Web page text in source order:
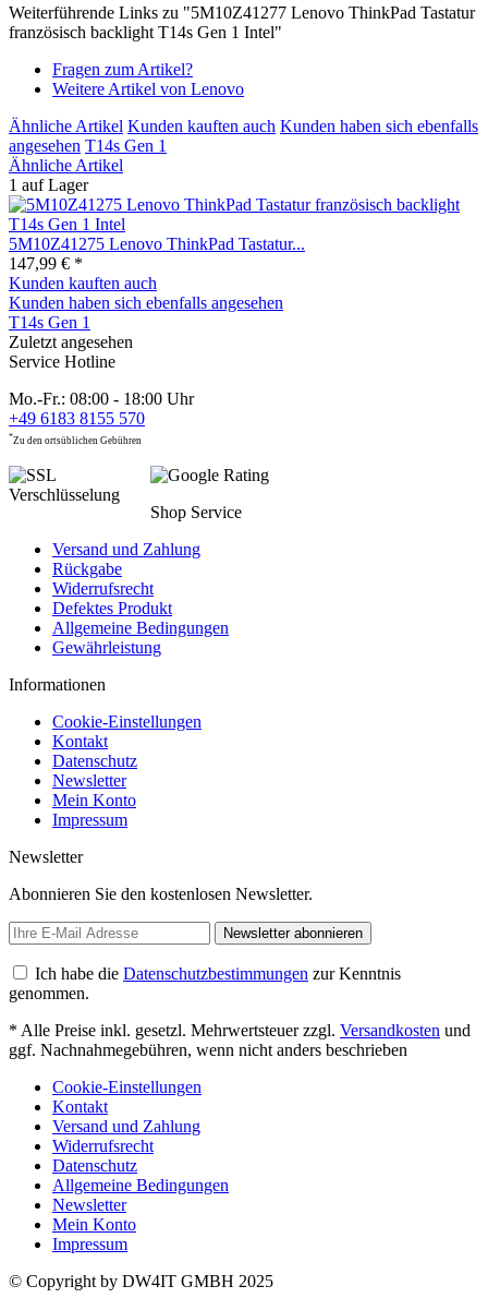
Weiterführende Links zu "5M10Z41277 Lenovo ThinkPad Tastatur
französisch backlight T14s Gen 1 Intel"
Fragen zum Artikel?
Weitere Artikel von Lenovo
Ähnliche Artikel Kunden kauften auch Kunden haben sich ebenfalls
angesehen T14s Gen 1
Ähnliche Artikel
1 auf Lager
5M10Z41275 Lenovo ThinkPad Tastatur...
147,99 € *
Kunden kauften auch
Kunden haben sich ebenfalls angesehen
T14s Gen 1
Zuletzt angesehen
Service Hotline
Mo.-Fr.: 08:00 - 18:00 Uhr
+49 6183 8155 570
*Zu den ortsüblichen Gebühren
Shop Service
Versand und Zahlung
Rückgabe
Widerrufsrecht
Defektes Produkt
Allgemeine Bedingungen
Gewährleistung
Informationen
Cookie-Einstellungen
Kontakt
Datenschutz
Newsletter
Mein Konto
Impressum
Newsletter
Abonnieren Sie den kostenlosen Newsletter.
Newsletter abonnieren
Ich habe die Datenschutzbestimmungen zur Kenntnis
genommen.
* Alle Preise inkl. gesetzl. Mehrwertsteuer zzgl. Versandkosten und
ggf. Nachnahmegebühren, wenn nicht anders beschrieben
Cookie-Einstellungen
Kontakt
Versand und Zahlung
Widerrufsrecht
Datenschutz
Allgemeine Bedingungen
Newsletter
Mein Konto
Impressum
© Copyright by DW4IT GMBH 2025